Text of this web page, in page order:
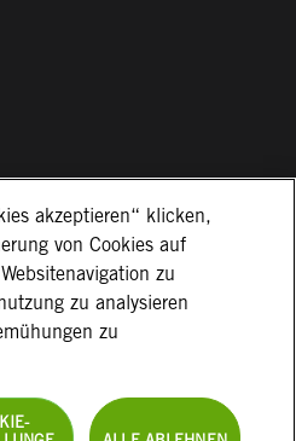
Impressum
akzeptieren“ klicken,
von Cookies auf
zu
zu analysieren
zu